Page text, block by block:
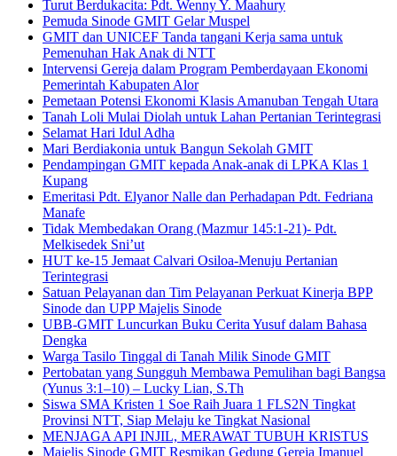
Turut Berdukacita: Pdt. Wenny Y. Maahury
Pemuda Sinode GMIT Gelar Muspel
GMIT dan UNICEF Tanda tangani Kerja sama untuk
Pemenuhan Hak Anak di NTT
Intervensi Gereja dalam Program Pemberdayaan Ekonomi
Pemerintah Kabupaten Alor
Pemetaan Potensi Ekonomi Klasis Amanuban Tengah Utara
Tanah Loli Mulai Diolah untuk Lahan Pertanian Terintegrasi
Selamat Hari Idul Adha
Mari Berdiakonia untuk Bangun Sekolah GMIT
Pendampingan GMIT kepada Anak-anak di LPKA Klas 1
Kupang
Emeritasi Pdt. Elyanor Nalle dan Perhadapan Pdt. Fedriana
Manafe
Tidak Membedakan Orang (Mazmur 145:1-21)- Pdt.
Melkisedek Sni’ut
HUT ke-15 Jemaat Calvari Osiloa-Menuju Pertanian
Terintegrasi
Satuan Pelayanan dan Tim Pelayanan Perkuat Kinerja BPP
Sinode dan UPP Majelis Sinode
UBB-GMIT Luncurkan Buku Cerita Yusuf dalam Bahasa
Dengka
Warga Tasilo Tinggal di Tanah Milik Sinode GMIT
Pertobatan yang Sungguh Membawa Pemulihan bagi Bangsa
(Yunus 3:1–10) – Lucky Lian, S.Th
Siswa SMA Kristen 1 Soe Raih Juara 1 FLS2N Tingkat
Provinsi NTT, Siap Melaju ke Tingkat Nasional
MENJAGA API INJIL, MERAWAT TUBUH KRISTUS
Majelis Sinode GMIT Resmikan Gedung Gereja Imanuel